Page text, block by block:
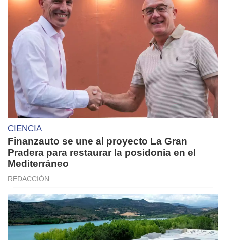
CIENCIA
Finanzauto se une al proyecto La Gran
Pradera para restaurar la posidonia en el
Mediterráneo
REDACCIÓN